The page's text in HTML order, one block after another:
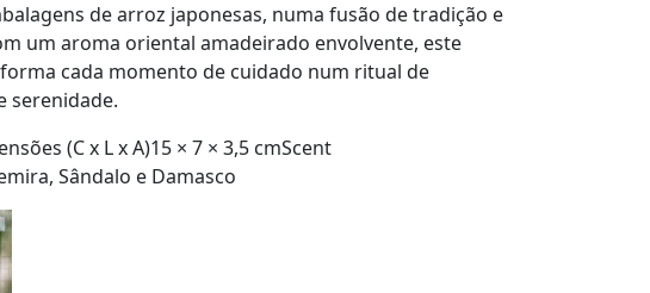
de arroz japonesas, numa fusão de tradição e
um aroma oriental amadeirado envolvente, este
cada momento de cuidado num ritual de
serenidade.
(C x L x A)15 × 7 × 3,5 cmScent
Sândalo e Damasco